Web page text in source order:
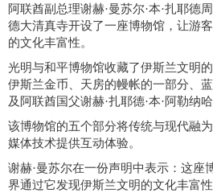
阿联酋副总理谢赫·曼苏尔·本·扎耶德
德大清真寺开设了一座博物馆，让游
的文化丰富性。
光明与和平博物馆收藏了伊斯兰文明
伊斯兰金币、天房的幔帐的一部分、
及 阿联酋国父谢赫·扎耶德·本·阿勒纳
该博物馆的五个部分将传统与现代融
媒体技术提供互动体验。
谢赫·曼苏尔在一份声明中表示：这座
界通过它发现伊斯兰文明的文化丰富